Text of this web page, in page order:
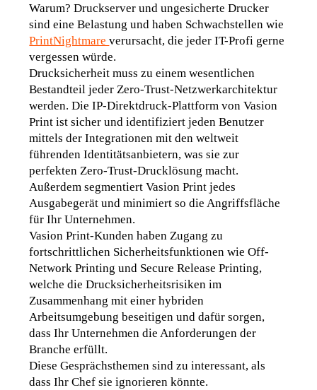
Warum? Druckserver und ungesicherte Drucker
sind eine Belastung und haben Schwachstellen wie
PrintNightmare verursacht, die jeder IT-Profi gerne
vergessen würde.
Drucksicherheit muss zu einem wesentlichen
Bestandteil jeder Zero-Trust-Netzwerkarchitektur
werden. Die IP-Direktdruck-Plattform von Vasion
Print ist sicher und identifiziert jeden Benutzer
mittels der Integrationen mit den weltweit
führenden Identitätsanbietern, was sie zur
perfekten Zero-Trust-Drucklösung macht.
Außerdem segmentiert Vasion Print jedes
Ausgabegerät und minimiert so die Angriffsfläche
für Ihr Unternehmen.
Vasion Print-Kunden haben Zugang zu
fortschrittlichen Sicherheitsfunktionen wie Off-
Network Printing und Secure Release Printing,
welche die Drucksicherheitsrisiken im
Zusammenhang mit einer hybriden
Arbeitsumgebung beseitigen und dafür sorgen,
dass Ihr Unternehmen die Anforderungen der
Branche erfüllt.
Diese Gesprächsthemen sind zu interessant, als
dass Ihr Chef sie ignorieren könnte.